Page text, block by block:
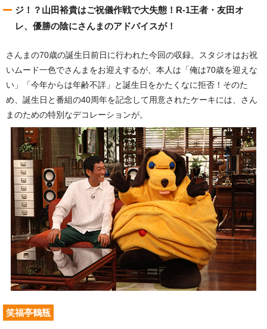
ジ！？山田裕貴はご祝儀作戦で大失態！R-1王者・友田オ
レ、優勝の陰にさんまのアドバイスが！
さんまの70歳の誕生日前日に行われた今回の収録。スタジオはお祝
いムード一色でさんまをお迎えするが、本人は「俺は70歳を迎えな
い」「今年からは年齢不詳」と誕生日をかたくなに拒否！そのた
め、誕生日と番組の40周年を記念して用意されたケーキには、さん
まのための特別なデコレーションが。
笑福亭鶴瓶